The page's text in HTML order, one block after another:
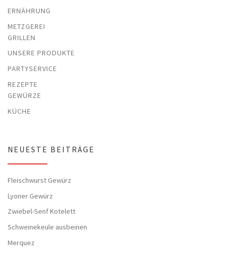
ERNÄHRUNG
METZGEREI
GRILLEN
UNSERE PRODUKTE
PARTYSERVICE
REZEPTE
GEWÜRZE
KÜCHE
NEUESTE BEITRÄGE
Fleischwurst Gewürz
Lyoner Gewürz
Zwiebel-Senf Kotelett
Schweinekeule ausbeinen
Merquez